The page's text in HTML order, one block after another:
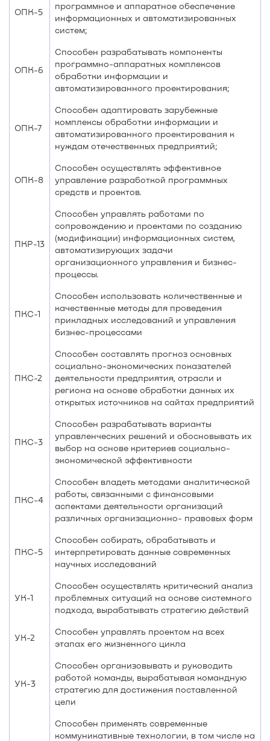
ОПК-5
программное и аппаратное обеспечение
информационных и автоматизированных
систем;
ОПК-6
Способен разрабатывать компоненты
программно-аппаратных комплексов
обработки информации и
автоматизированного проектирования;
ОПК-7
Способен адаптировать зарубежные
комплексы обработки информации и
автоматизированного проектирования к
нуждам отечественных предприятий;
ОПК-8
Способен осуществлять эффективное
управление разработкой программных
средств и проектов.
ПКР-13
Способен управлять работами по
сопровождению и проектами по созданию
(модификации) информационных систем,
автоматизирующих задачи
организационного управления и бизнес-
процессы.
ПКС-1
Способен использовать количественные и
качественные методы для проведения
прикладных исследований и управления
бизнес-процессами
ПКС-2
Способен составлять прогноз основных
социально-экономических показателей
деятельности предприятия, отрасли и
региона на основе обработки данных их
открытых источников на сайтах предприятий
ПКС-3
Способен разрабатывать варианты
управленческих решений и обосновывать их
выбор на основе критериев социально-
экономической эффективности
ПКС-4
Способен владеть методами аналитической
работы, связанными с финансовыми
аспектами деятельности организаций
различных организационно- правовых форм
ПКС-5
Способен собирать, обрабатывать и
интерпретировать данные современных
научных исследований
УК-1
Способен осуществлять критический анализ
проблемных ситуаций на основе системного
подхода, вырабатывать стратегию действий
УК-2
Способен управлять проектом на всех
этапах его жизненного цикла
УК-3
Способен организовывать и руководить
работой команды, вырабатывая командную
стратегию для достижения поставленной
цели
Способен применять современные
коммуникативные технологии, в том числе на